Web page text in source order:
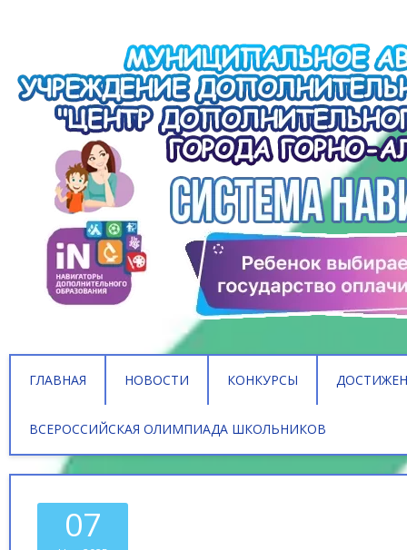
ГЛАВНАЯ НОВОСТИ КОНКУРСЫ
ВСЕРОССИЙСКАЯ ОЛИМПИАДА ШКОЛЬНИКОВ
07